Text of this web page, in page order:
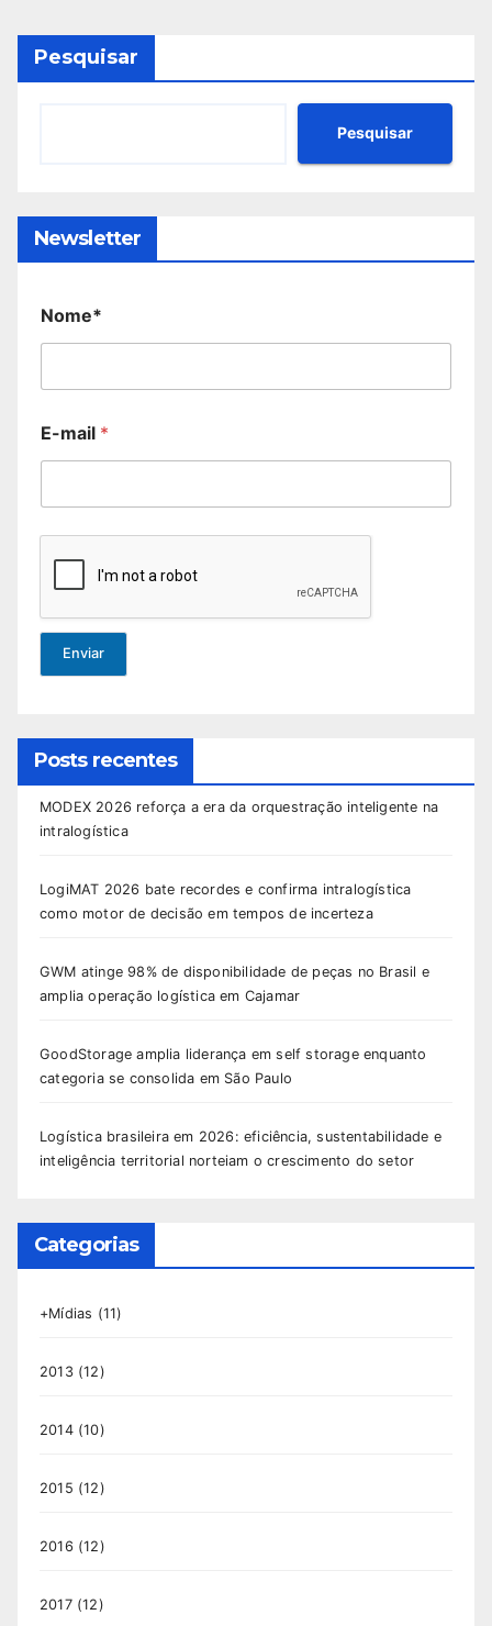
Pesquisar
Pesquisar
Newsletter
Nome*
E-mail *
Enviar
Posts recentes
MODEX 2026 reforça a era da orquestração inteligente na
intralogística
LogiMAT 2026 bate recordes e confirma intralogística
como motor de decisão em tempos de incerteza
GWM atinge 98% de disponibilidade de peças no Brasil e
amplia operação logística em Cajamar
GoodStorage amplia liderança em self storage enquanto
categoria se consolida em São Paulo
Logística brasileira em 2026: eficiência, sustentabilidade e
inteligência territorial norteiam o crescimento do setor
Categorias
+Mídias (11)
2013(12)
2014(10)
2015 (12)
2016 (12)
2017(12)